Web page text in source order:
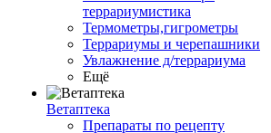
террариумистика
Термометры,гигрометры
Террариумы и черепашники
Увлажнение д/террариума
Ещё
Ветаптека
Препараты по рецепту